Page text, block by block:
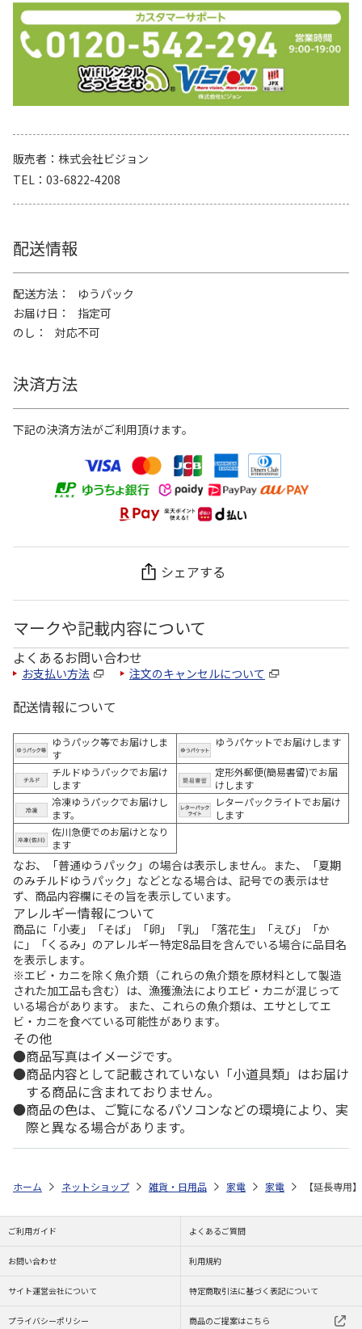
販売者
株式会社ビジョン
TEL
03-6822-4208
配送情報
配送方法
ゆうパック
お届け日
指定可
のし
対応不可
決済方法
下記の決済方法がご利用頂けます。
シェアする
マークや記載内容について
よくあるお問い合わせ
お支払い方法 注文のキャンセルについて
配送情報について
ゆうパック等でお届けしま
す
ゆうパケットでお届けします
チルドゆうパックでお届け
します
定形外郵便(簡易書留)でお届
けします
冷凍ゆうパックでお届けし
ます。
レターパックライトでお届け
します
佐川急便でのお届けとなり
ます
なお、「普通ゆうパック」の場合は表示しません。また、「夏期
のみチルドゆうパック」などとなる場合は、記号での表示はせ
ず、商品内容欄にその旨を表示しています。
アレルギー情報について
商品に「小麦」「そば」「卵」「乳」「落花生」「えび」「か
に」「くるみ」のアレルギー特定8品目を含んでいる場合に品目名
を表示します。
※エビ・カニを除く魚介類（これらの魚介類を原材料として製造
された加工品も含む）は、漁獲漁法によりエビ・カニが混じって
いる場合があります。 また、これらの魚介類は、エサとしてエ
ビ・カニを食べている可能性があります。
その他
商品写真はイメージです。
商品内容として記載されていない「小道具類」はお届け
する商品に含まれておりません。
商品の色は、ご覧になるパソコンなどの環境により、実
際と異なる場合があります。
ホーム ネットショップ 雑貨・日用品 家電 家電 【延長専用
ご利用ガイド よくあるご質問
お問い合わせ 利用規約
サイト運営会社について 特定商取引法に基づく表記について
プライバシーポリシー 商品のご提案はこちら